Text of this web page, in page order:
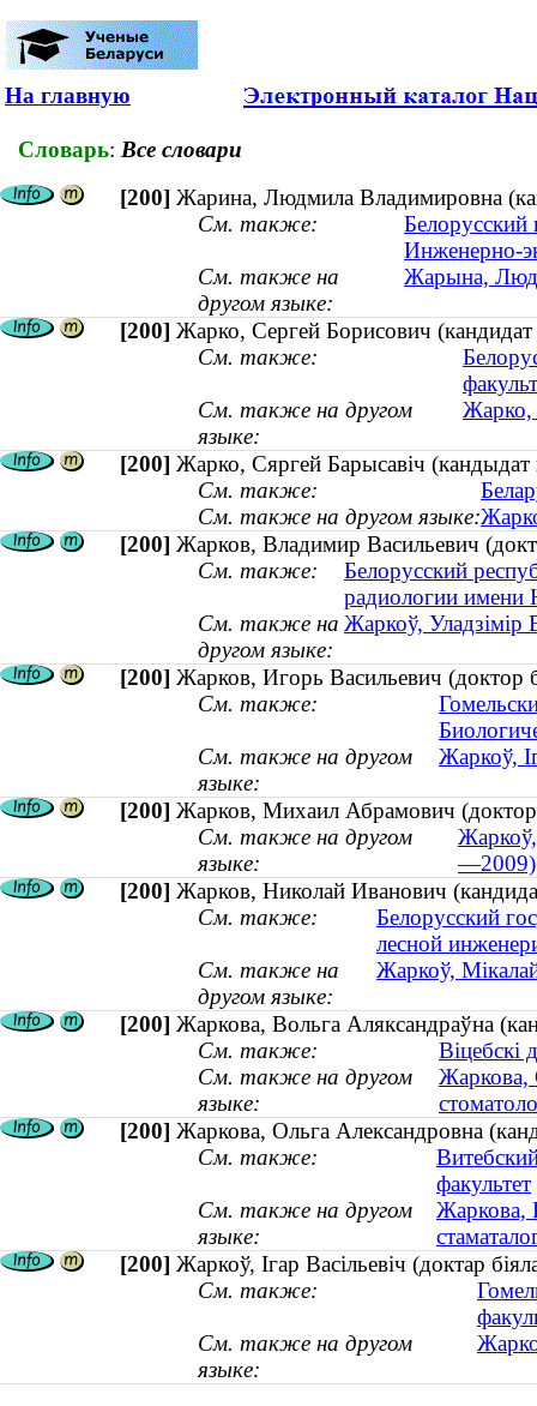
На главную
Словарь: Все словари
[200] Жарина, Людмила Владимировна
См. также:
Белорусский
Инженерно-
См. также на
другом языке:
Жарына,
[200] Жарко, Сергей Борисович
См. также:
См. также на другом
языке:
Жарко,
[200] Жарко, Сяргей Барысавіч
См. также:
См. также на другом языке:
[200] Жарков, Владимир Васильевич
См. также:
Белорусский
радиологии имени
См. также на
другом языке:
Жаркоў, Уладзімір
[200] Жарков, Игорь Васильевич
См. также:
См. также на другом
языке:
Жаркоў,
[200] Жарков, Михаил Абрамович
См. также на другом
языке:
Жаркоў,
—2009)
[200] Жарков, Николай Иванович
См. также:
Белорусский
лесной
См. также на
другом языке:
Жаркоў,
[200] Жаркова, Вольга Аляксандраўна
См. также:
Віцебскі
См. также на другом
языке:
Жаркова,
[200] Жаркова, Ольга Александровна
См. также:
факультет
См. также на другом
языке:
Жаркова,
[200] Жаркоў, Ігар Васільевіч (доктар
См. также:
См. также на другом
языке: